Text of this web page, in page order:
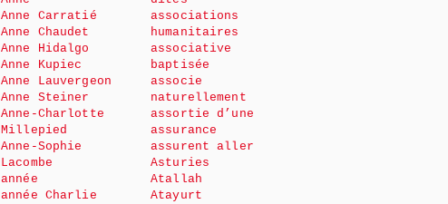
Anne Carratié
Anne Chaudet
Anne Hidalgo
Anne Kupiec
Anne Lauvergeon
Anne Steiner
Anne-Charlotte
Millepied
Anne-Sophie
Lacombe
année
année Charlie
associations
humanitaires
associative
baptisée
associe
naturellement
assortie d’une
assurance
assurent aller
Asturies
Atallah
Atayurt